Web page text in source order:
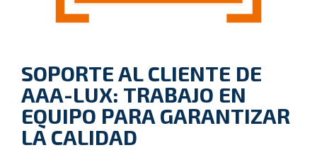
SOPORTE AL CLIENTE DE
AAA-LUX: TRABAJO EN
EQUIPO PARA GARANTIZAR
LA CALIDAD